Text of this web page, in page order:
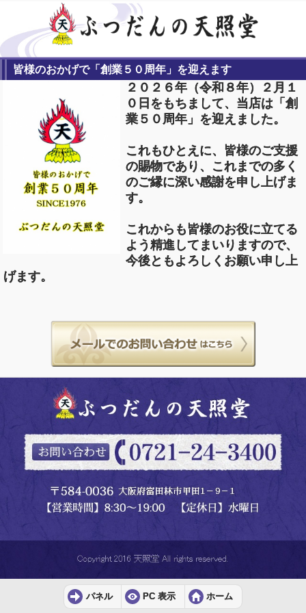
皆様のおかげで「創業５０周年」を迎えます
２０２６年（令和８年）２月１
０日をもちまして、当店は「創
業５０周年」を迎えました。
これもひとえに、皆様のご支援
の賜物であり、これまでの多く
のご縁に深い感謝を申し上げま
す。
これからも皆様のお役に立てる
よう精進してまいりますので、
今後ともよろしくお願い申し上
げます。
パネル PC 表示 ホーム